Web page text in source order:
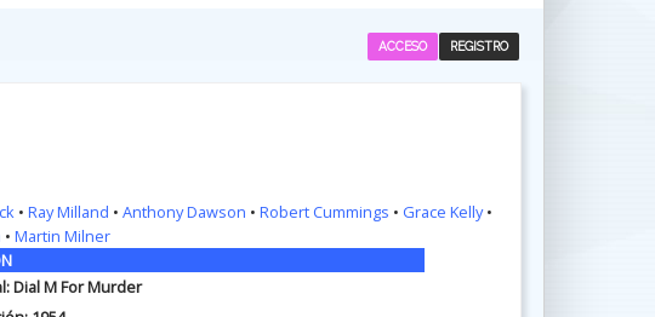
REGISTRO
ACCESO
• Ray Milland • Anthony Dawson • Robert Cummings • Grace Kelly•
• Martin Milner
Dial M For Murder